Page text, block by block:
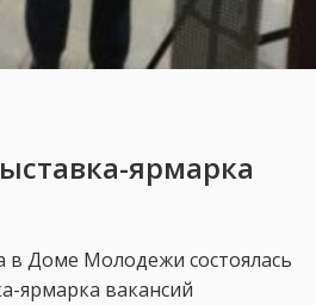
ярмарка
в Доме Молодежи состоялась
ярмарка вакансий